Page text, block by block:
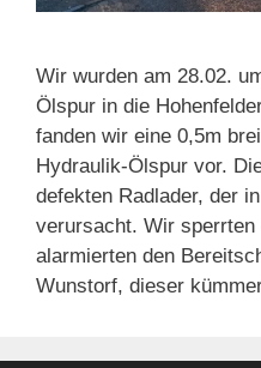
Wir wurden am 28.02.
Ölspur in die
fanden wir eine 0,5m
Hydraulik-Ölspur vor.
defekten Radlader, der
verursacht. Wir sperrten
alarmierten den
Wunstorf, dieser